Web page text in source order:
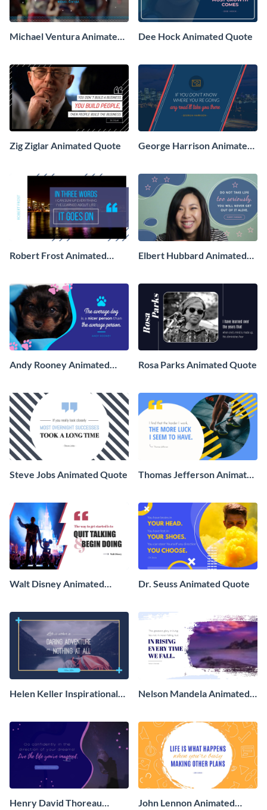
Michael Ventura Animated
Dee Hock Animated Quote
Zig Ziglar Animated Quote
George Harrison Animated
Robert Frost Animated
Elbert Hubbard Animated
Andy Rooney Animated
Rosa Parks Animated Quote
Steve Jobs Animated Quote
Thomas Jefferson Animated
Walt Disney Animated
Dr. Seuss Animated Quote
Helen Keller Inspirational
Nelson Mandela Animated
Henry David Thoreau John Lennon Animated